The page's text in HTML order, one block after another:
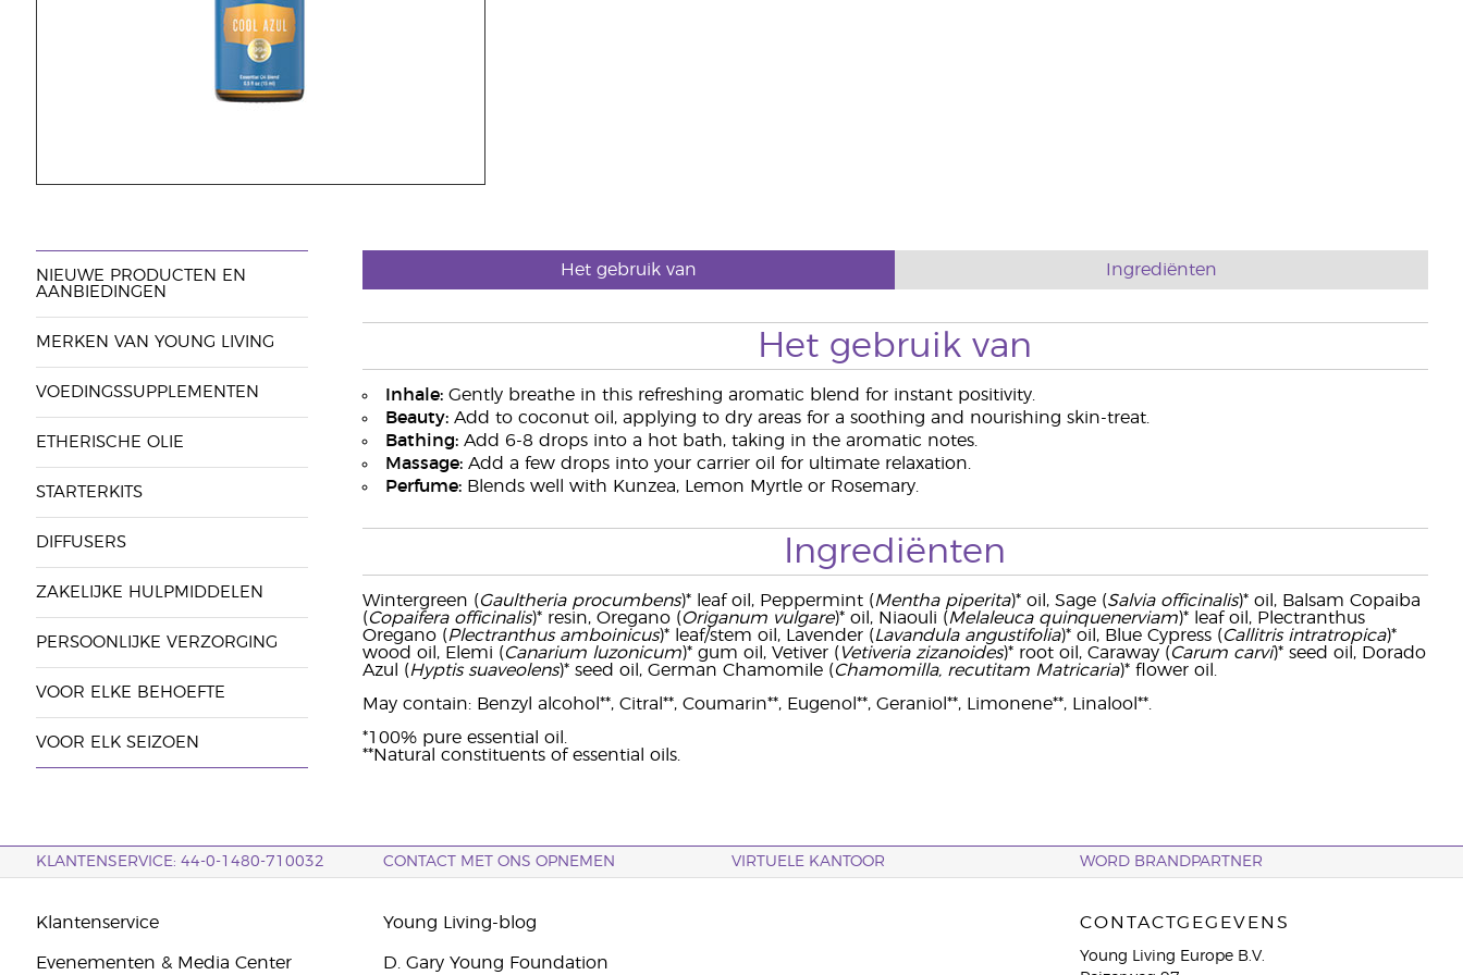
NIEUWE PRODUCTEN EN
AANBIEDINGEN
MERKEN VAN YOUNG LIVING
VOEDINGSSUPPLEMENTEN
ETHERISCHE OLIE
STARTERKITS
DIFFUSERS
ZAKELIJKE HULPMIDDELEN
PERSOONLIJKE VERZORGING
VOOR ELKE BEHOEFTE
VOOR ELK SEIZOEN
Het gebruik van Ingrediënten
Het gebruik van
Inhale:Gently breathe in this refreshing aromatic blend for instant positivity.
Beauty:Add to coconut oil, applying to dry areas for a soothing and nourishing skin-treat.
Bathing:Add 6-8 drops into a hot bath, taking in the aromatic notes.
Massage:Add a few drops into your carrier oil for ultimate relaxation.
Perfume:Blends well with Kunzea, Lemon Myrtle or Rosemary.
Ingrediënten
Wintergreen (Gaultheria procumbens)* leaf oil, Peppermint (Mentha piperita)* oil, Sage (Salvia officinalis)* oil, Balsam Copaiba
(Copaifera officinalis)* resin, Oregano (Origanum vulgare)* oil, Niaouli (Melaleuca quinquenerviam)* leaf oil, Plectranthus
Oregano (Plectranthus amboinicus)* leaf/stem oil, Lavender (Lavandula angustifolia)* oil, Blue Cypress (Callitris intratropica)*
wood oil, Elemi (Canarium luzonicum)* gum oil, Vetiver ( Vetiveria zizanoides)* root oil, Caraway (Carum carvi)* seed oil, Dorado
Azul (Hyptis suaveolens)* seed oil, German Chamomile (Chamomilla, recutitam Matricaria)* flower oil.
May contain: Benzyl alcohol**, Citral**, Coumarin**, Eugenol**, Geraniol**, Limonene**, Linalool**.
*100% pure essential oil.
**Natural constituents of essential oils.
KLANTENSERVICE: 44-0-1480-710032 CONTACT MET ONS OPNEMEN VIRTUELE KANTOOR WORD BRANDPARTNER
Klantenservice
Evenementen & Media Center
Young Living-blog
D. Gary Young Foundation
CONTACTGEGEVENS
Young Living Europe B.V.